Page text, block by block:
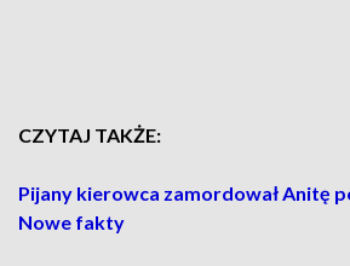
CZYTAJ TAKŻE:
Pijany kierowca zamordował Anitę
Nowe fakty